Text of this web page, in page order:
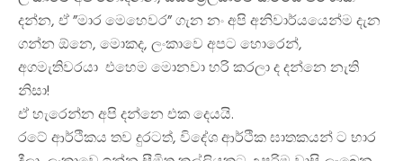
දන්න, ඒ ”මාර මෙහෙවර” ගැන නං අපි අනිවාර්යයෙන්ම දැන
ගන්න ඕනෙ, මොකද, ලංකාවෙ අපට හොරෙන්,
අගමැතිවරයා එහෙම මොනවා හරි කරලා ද දන්නෙ නැති
නිසා!
ඒ හැරෙන්න අපි දන්නෙ එක දෙයයි.
රටේ ආර්ථිකය තව දුරටත්, විදේශ ආර්ථික ඝාතකයන් ට භාර